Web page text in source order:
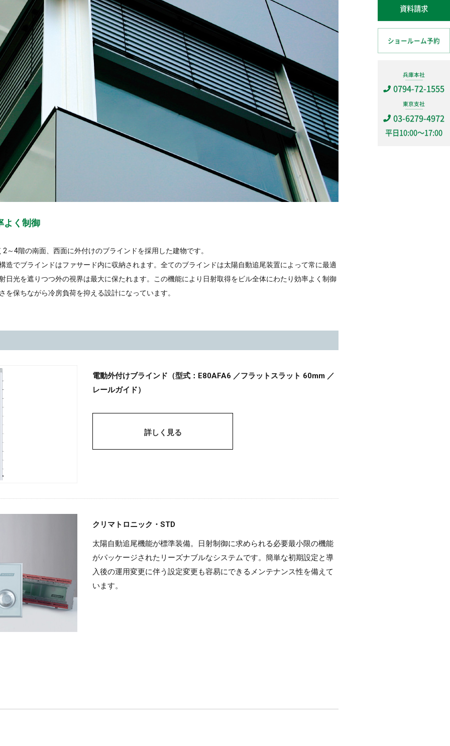
よく制御
～4階の南面、西面に外付けのブラインドを採用した建物です。
造でブラインドはファサード内に収納されます。全てのブラインドは太陽自動追尾装置によって常に最適
日光を遮りつつ外の視界は最大に保たれます。この機能により日射取得をビル全体にわたり効率よく制御
を保ちながら冷房負荷を抑える設計になっています。
電動外付けブラインド（型式：E80AFA6 ／フラットスラット 60mm ／
レールガイド）
詳しく見る
クリマトロニック・STD
太陽自動追尾機能が標準装備。日射制御に求められる必要最小限の機能
がパッケージされたリーズナブルなシステムです。簡単な初期設定と導
入後の運用変更に伴う設定変更も容易にできるメンテナンス性を備えて
います。
資料請求
ショールーム予約
兵庫本社
0794-72-1555
東京支社
03-6279-4972
平日10:00～17:00